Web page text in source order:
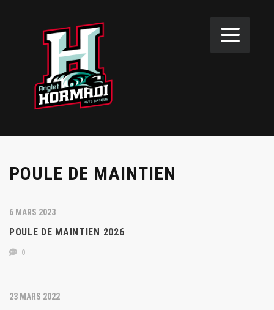
POULE DE MAINTIEN
6 MARS 2023
POULE DE MAINTIEN 2026
0
23 MARS 2022